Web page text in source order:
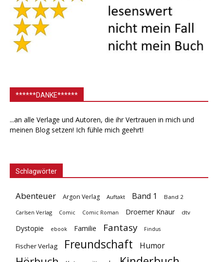
******DANKE******
...an alle Verlage und Autoren, die ihr Vertrauen in mich und
meinen Blog setzen! Ich fühle mich geehrt!
Schlagwörter
Abenteuer Argon Verlag Auftakt Band 1 Band 2
Carlsen Verlag Comic Comic Roman Droemer Knaur dtv
Dystopie ebook Familie Fantasy Findus
Fischer Verlag Freundschaft Humor